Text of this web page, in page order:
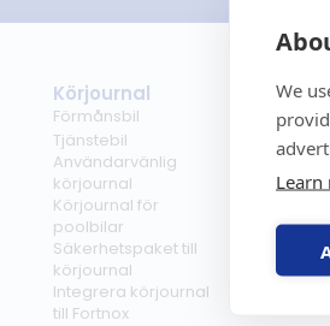
We
Learn
Körjournal
Förmånsbil
Tjänstebil
Användarvänlig
körjournal
Körjournal för
poolbilar
Säkerhetspaket till
körjournal
Integrera körjournal
till Fortnox
Regler
Regler för